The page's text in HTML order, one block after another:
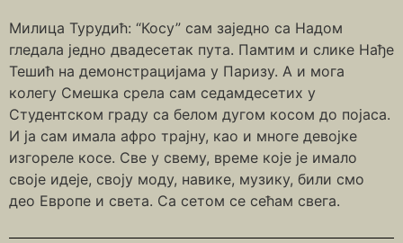
Милица Турудић: “Косу” сам заједно са Надом
гледала једно двадесетак пута. Памтим и слике Нађе
Тешић на демонстрацијама у Паризу. А и мога
колегу Смешка срела сам седамдесетих у
Студентском граду са белом дугом косом до појаса.
И ја сам имала афро трајну, као и многе девојке
изгореле косе. Све у свему, време које је имало
своје идеје, своју моду, навике, музику, били смо
део Европе и света. Са сетом се сећам свега.